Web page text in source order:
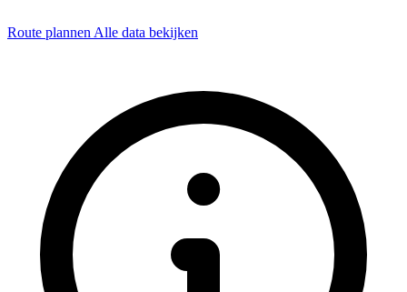
Route plannenAlle data bekijken